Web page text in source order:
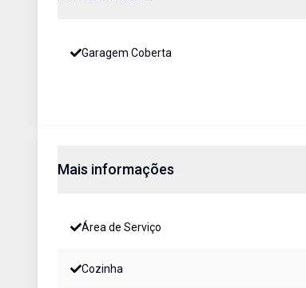
Garagem Coberta
Mais informações
Área de Serviço
Cozinha